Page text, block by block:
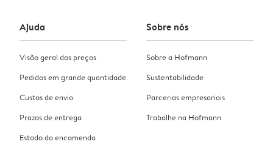
Ajuda
Visão geral dos preços
Pedidos em grande quantidade
Custos de envio
Prazos de entrega
Estado da encomenda
Sobre nós
Sobre a Hofmann
Sustentabilidade
Parcerias empresariais
Trabalhe na Hofmann